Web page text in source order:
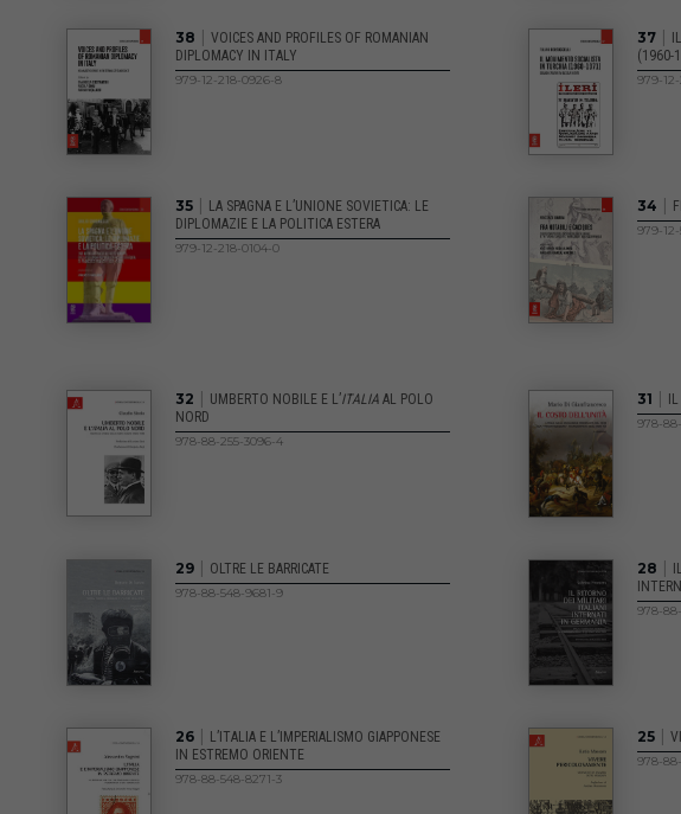
38 | VOICES AND PROFILES OF ROMANIAN
DIPLOMACY IN ITALY
979-12-218-0926-8
37 |
(1960-
979-
35
LA SPAGNA E L’UNIONE SOVIETICA: LE
DIPLOMAZIE E LA POLITICA ESTERA
979-12-218-0104-0
34
979-
32 UMBERTO NOBILE E L’ITALIA AL POLO
NORD
978-88-255-3096-4
31
978-
29 | OLTRE LE BARRICATE
978-88-548-9681-9
28 |
978-
26 | L’ITALIA E L’IMPERIALISMO GIAPPONESE
IN ESTREMO ORIENTE
978-88-548-8271-3
25 |
978-